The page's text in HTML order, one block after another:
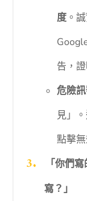
度。
告，
危險
見」
點擊
「你們
寫？」